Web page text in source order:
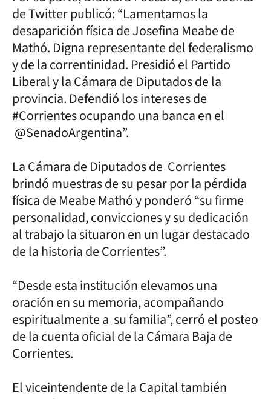
de Twitter publicó: “Lamentamos la
desaparición física de Josefina Meabe de
Mathó. Digna representante del federalismo
y de la correntinidad. Presidió el Partido
Liberal y la Cámara de Diputados de la
provincia. Defendió los intereses de
#Corrientes ocupando una banca en el
@SenadoArgentina”.
La Cámara de Diputados de Corrientes
brindó muestras de su pesar por la pérdida
física de Meabe Mathó y ponderó “su firme
personalidad, convicciones y su dedicación
al trabajo la situaron en un lugar destacado
de la historia de Corrientes”.
“Desde esta institución elevamos una
oración en su memoria, acompañando
espiritualmente a su familia”, cerró el posteo
de la cuenta oficial de la Cámara Baja de
Corrientes.
El viceintendente de la Capital también